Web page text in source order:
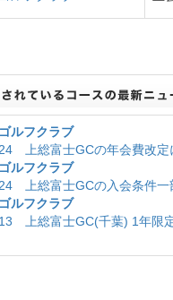
ルフクラブ
上総富士GCの年会費改定
ルフクラブ
上総富士GCの入会条件一
ルフクラブ
上総富士GC(千葉) 1年限